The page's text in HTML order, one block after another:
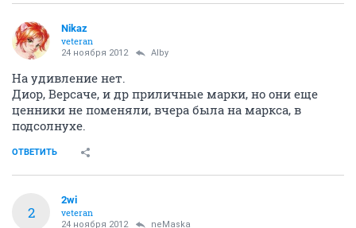
Nikaz
veteran
24 ноября 2012 Alby
На удивление нет.
Диор, Версаче, и др приличные марки, но они еще
ценники не поменяли, вчера была на маркса, в
подсолнухе.
ОТВЕТИТЬ
2
2wi
veteran
24 ноября 2012 neMaska